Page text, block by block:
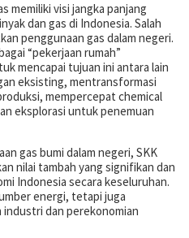
memiliki visi jangka panjang
dan gas di Indonesia. Salah
penggunaan gas dalam negeri.
“pekerjaan rumah”
mencapai tujuan ini antara lain
eksisting, mentransformasi
mempercepat chemical
eksplorasi untuk penemuan
gas bumi dalam negeri, SKK
nilai tambah yang signifikan dan
Indonesia secara keseluruhan.
energi, tetapi juga
dan perekonomian